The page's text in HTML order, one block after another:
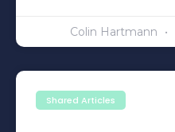
Colin Hartmann
Shared Articles